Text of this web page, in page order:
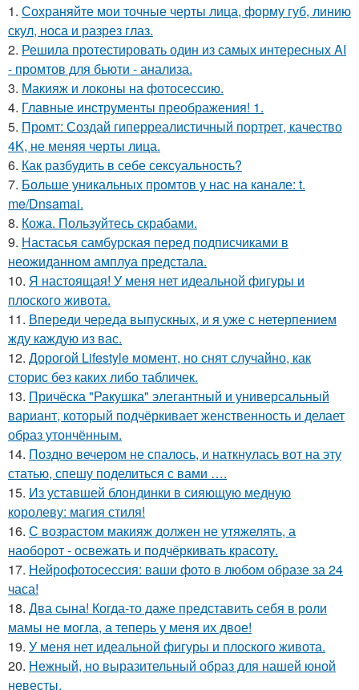
1. Сохраняйте мои точные черты лица, форму губ, линию
скул, носа и разрез глаз.
2. Решила протестировать один из самых интересных AI
- промтов для бьюти - анализа.
3. Макияж и локоны на фотосессию.
4. Главные инструменты преображения! 1.
5. Промт: Создай гиперреалистичный портрет, качество
4K, не меняя черты лица.
6. Как разбудить в себе сексуальность?
7. Больше уникальных промтов у нас на канале: t.
me/Dnsamai.
8. Кожа. Пользуйтесь скрабами.
9. Настасья самбурская перед подписчиками в
неожиданном амплуа предстала.
10. Я настоящая! У меня нет идеальной фигуры и
плоского живота.
11. Впереди череда выпускных, и я уже с нетерпением
жду каждую из вас.
12. Дорогой Lifestyle момент, но снят случайно, как
сторис без каких либо табличек.
13. Причёска "Ракушка" элегантный и универсальный
вариант, который подчёркивает женственность и делает
образ утончённым.
14. Поздно вечером не спалось, и наткнулась вот на эту
статью, спешу поделиться с вами ….
15. Из уставшей блондинки в сияющую медную
королеву: магия стиля!
16. С возрастом макияж должен не утяжелять, а
наоборот - освежать и подчёркивать красоту.
17. Нейрофотосессия: ваши фото в любом образе за 24
часа!
18. Два сына! Когда-то даже представить себя в роли
мамы не могла, а теперь у меня их двое!
19. У меня нет идеальной фигуры и плоского живота.
20. Нежный, но выразительный образ для нашей юной
невесты.